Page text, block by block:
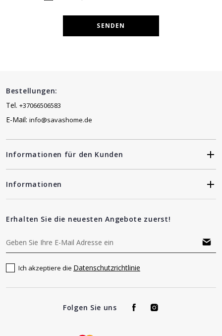
SENDEN
Bestellungen:
Tel. +37066506583
E-Mail: info@savashome.de
Informationen für den Kunden
Informationen
Erhalten Sie die neuesten Angebote zuerst!
Ich akzeptiere die Datenschutzrichtlinie
Folgen Sie uns